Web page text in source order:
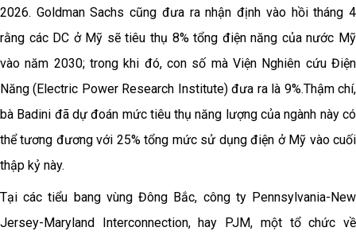
2026. Goldman Sachs cũng đưa ra nhận định vào hồi tháng 4
rằng các DC ở Mỹ sẽ tiêu thụ 8% tổng điện năng của nước Mỹ
vào năm 2030; trong khi đó, con số mà Viện Nghiên cứu Điện
Năng (Electric Power Research Institute) đưa ra là 9%.Thậm chí,
bà Badini đã dự đoán mức tiêu thụ năng lượng của ngành này có
thể tương đương với 25% tổng mức sử dụng điện ở Mỹ vào cuối
thập kỷ này.
Tại các tiểu bang vùng Đông Bắc, công ty Pennsylvania-New
Jersey-Maryland Interconnection, hay PJM, một tổ chức về